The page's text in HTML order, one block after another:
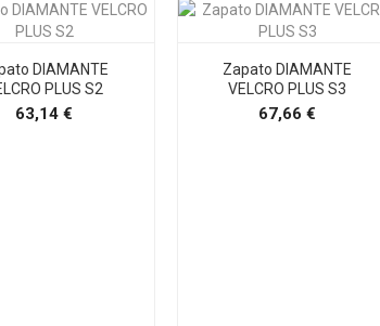
DIAMANTE
PLUS S2
63,14 €
Zapato DIAMANTE
VELCRO PLUS S3
67,66 €